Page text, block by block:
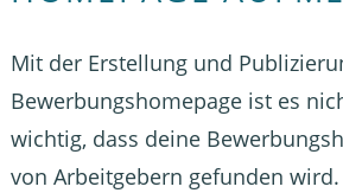
Mit der Erstellung und
Bewerbungshomepage ist es
wichtig, dass deine
von Arbeitgebern gefunden